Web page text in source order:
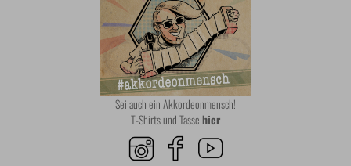
Sei auch ein Akkordeonmensch!
T-Shirts und Tassehier